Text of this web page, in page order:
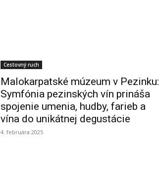
Cestovný ruch
Malokarpatské múzeum v Pezinku:
Symfónia pezinských vín prináša
spojenie umenia, hudby, farieb a
vína do unikátnej degustácie
4. februára 2025